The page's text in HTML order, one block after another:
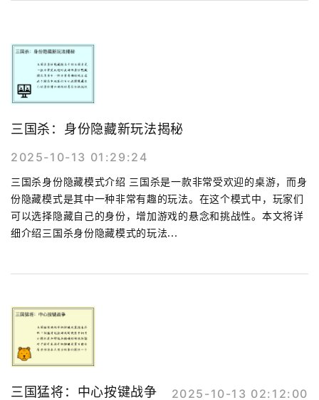
三国杀：身份隐藏新玩法揭秘
2025-10-13 01:29:24
三国杀身份隐藏模式介绍 三国杀是一款非常受欢迎的桌游，而身
份隐藏模式是其中一种非常有趣的玩法。在这个模式中，玩家们
可以选择隐藏自己的身份，增加游戏的悬念和挑战性。本文将详
细介绍三国杀身份隐藏模式的玩法...
三国猛将：中心按键战争 2025-10-13 02:12:00